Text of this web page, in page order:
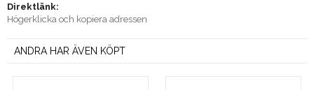
Direktlänk:
Högerklicka och kopiera adressen
ANDRA HAR ÄVEN KÖPT